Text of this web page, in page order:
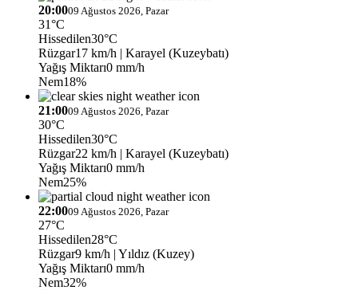
20:0009 Ağustos 2026, Pazar
31°C
Hissedilen30°C
Rüzgar17 km/h | Karayel (Kuzeybatı)
Yağış Miktarı0 mm/h
Nem18%
21:0009 Ağustos 2026, Pazar
30°C
Hissedilen30°C
Rüzgar22 km/h | Karayel (Kuzeybatı)
Yağış Miktarı0 mm/h
Nem25%
22:0009 Ağustos 2026, Pazar
27°C
Hissedilen28°C
Rüzgar9 km/h | Yıldız (Kuzey)
Yağış Miktarı0 mm/h
Nem32%